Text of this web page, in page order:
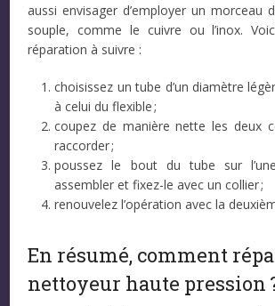
aussi envisager d’employer un morceau
souple, comme le cuivre ou l’inox.
réparation à suivre :
choisissez un tube d’un diamètre
à celui du flexible ;
coupez de manière nette les deux
raccorder ;
poussez le bout du tube sur
assembler et fixez-le avec un collier ;
renouvelez l’opération avec la
En résumé, comment
nettoyeur haute pression